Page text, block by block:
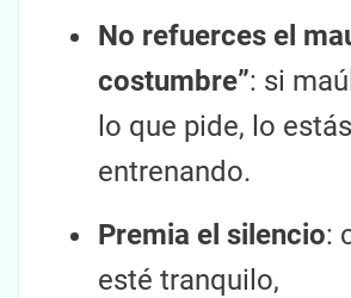
No refuerces el
costumbre”: si
lo que pide, lo estás
entrenando.
Premia el silencio:
esté tranquilo,